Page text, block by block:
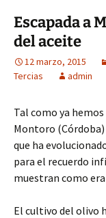
Escapada a
del aceite
12 marzo, 2015
Tercias
admin
Tal como ya
Montoro (Córdoba)
que ha
para el recuerdo
muestran como
El cultivo del olivo